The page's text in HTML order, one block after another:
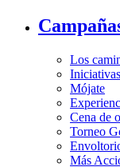
Los
Mójate
Cena de
Torneo
Más